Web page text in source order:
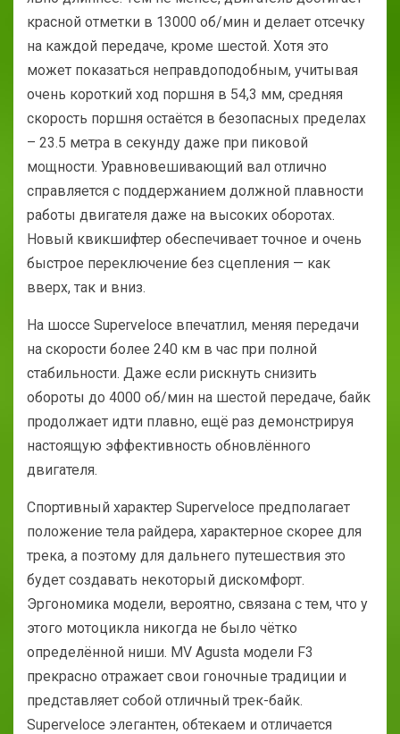
красной отметки в 13000 об/мин и делает отсечку
на каждой передаче, кроме шестой. Хотя это
может показаться неправдоподобным, учитывая
очень короткий ход поршня в 54,3 мм, средняя
скорость поршня остаётся в безопасных пределах
– 23.5 метра в секунду даже при пиковой
мощности. Уравновешивающий вал отлично
справляется с поддержанием должной плавности
работы двигателя даже на высоких оборотах.
Новый квикшифтер обеспечивает точное и очень
быстрое переключение без сцепления — как
вверх, так и вниз.
На шоссе Superveloce впечатлил, меняя передачи
на скорости более 240 км в час при полной
стабильности. Даже если рискнуть снизить
обороты до 4000 об/мин на шестой передаче, байк
продолжает идти плавно, ещё раз демонстрируя
настоящую эффективность обновлённого
двигателя.
Спортивный характер Superveloce предполагает
положение тела райдера, характерное скорее для
трека, а поэтому для дальнего путешествия это
будет создавать некоторый дискомфорт.
Эргономика модели, вероятно, связана с тем, что у
этого мотоцикла никогда не было чётко
определённой ниши. MV Agusta модели F3
прекрасно отражает свои гоночные традиции и
представляет собой отличный трек-байк.
Superveloce элегантен, обтекаем и отличается